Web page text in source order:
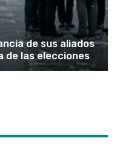
de sus aliados
las elecciones